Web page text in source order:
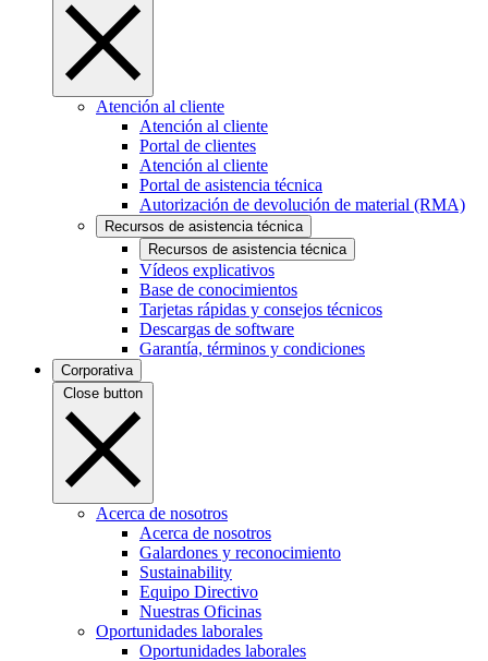
Atención al cliente
Atención al cliente
Portal de clientes
Atención al cliente
Portal de asistencia técnica
Autorización de devolución de material (RMA)
Recursos de asistencia técnica
Recursos de asistencia técnica
Vídeos explicativos
Base de conocimientos
Tarjetas rápidas y consejos técnicos
Descargas de software
Garantía, términos y condiciones
Corporativa
Close button
Acerca de nosotros
Acerca de nosotros
Galardones y reconocimiento
Sustainability
Equipo Directivo
Nuestras Oficinas
Oportunidades laborales
Oportunidades laborales